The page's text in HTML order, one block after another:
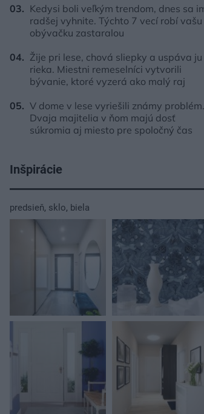
Kedysi boli veľkým trendom, dnes sa
radšej vyhnite. Týchto 7 vecí robí vašu
obývačku zastaralou
Žije pri lese, chová sliepky a uspáva ju
rieka. Miestni remeselníci vytvorili
bývanie, ktoré vyzerá ako malý raj
V dome v lese vyriešili známy problém.
Dvaja majitelia v ňom majú dosť
súkromia aj miesto pre spoločný čas
Inšpirácie
predsieň, sklo, biela